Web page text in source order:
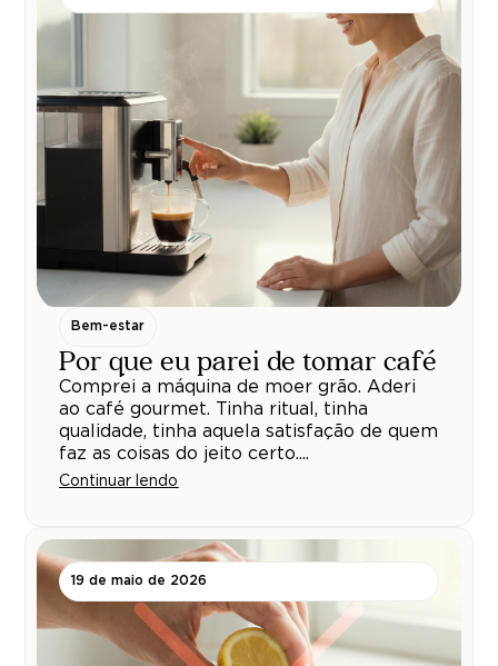
Bem-estar
Por que eu parei de tomar café
Comprei a máquina de moer grão. Aderi
ao café gourmet. Tinha ritual, tinha
qualidade, tinha aquela satisfação de quem
faz as coisas do jeito certo....
Continuar lendo
19 de maio de 2026